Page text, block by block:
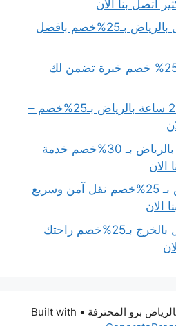
نشتري الاثاث المستعمل بالرياض بـ25%خصم بافضل
سباك شاطر بالرياض بـ25% خصم خبرة تضمن لك
صيانة مكيفات سبليت 24 ساعة بالرياض بـ25%خصم –
شراء مكيفات مستعمله بالرياض بـ 30%خصم خدمة
الان
تريلا نقل عفش بالرياض بـ 25%خصم نقل آمن وسريع
الان
فني كهربائى فلل ومنازل بالخرج بـ25%خصم راحتك
• Built with